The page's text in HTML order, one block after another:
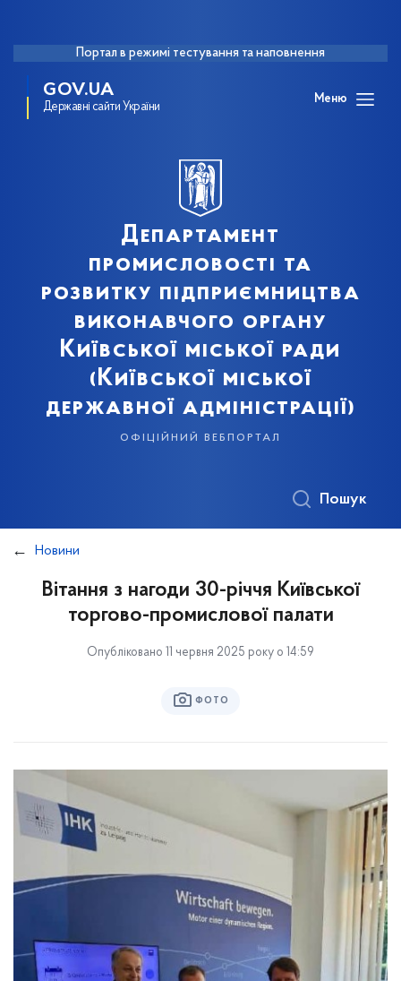
Портал в режимі тестування та наповнення
GOV.UA
Державні сайти України
Меню
Департамент
промисловості та
розвитку підприємництва
виконавчого органу
Київської міської ради
(Київської міської
державної адміністрації)
офіційний вебпортал
Пошук
Новини
Вітання з нагоди 30-річчя Київської
торгово-промислової палати
Опубліковано 11 червня 2025 року о 14:59
ФОТО